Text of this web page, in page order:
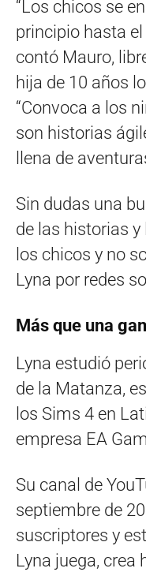
“Los chicos se
principio hasta
contó Mauro,
hija de 10 años
“Convoca a los
son historias
llena de
Sin dudas una
de las historias y
los chicos y no
Lyna por redes
Más que una
Lyna estudió
de la Matanza,
los Sims 4 en
empresa EA
Su canal de
septiembre de
suscriptores y
Lyna juega,